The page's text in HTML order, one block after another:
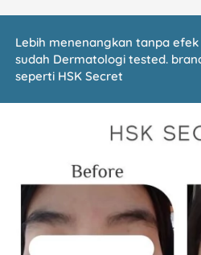
Lebih menenangkan tanpa
sudah Dermatologi tested.
seperti HSK Secret